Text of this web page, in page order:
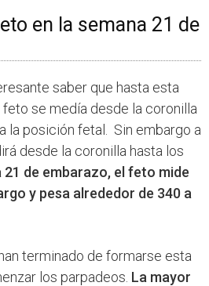
en la semana 21 de
saber que hasta esta
se medía desde la coronilla
la posición fetal. Sin embargo a
desde la coronilla hasta los
21 de embarazo, el feto mide
y pesa alrededor de 340 a
terminado de formarse esta
los parpadeos. La mayor